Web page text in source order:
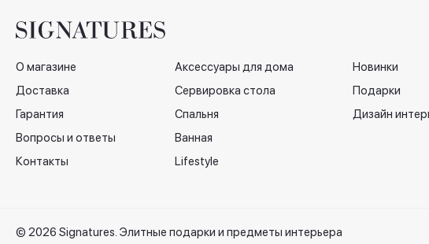
О магазине
Доставка
Гарантия
Вопросы и ответы
Контакты
Аксессуары для дома
Сервировка стола
Спальня
Ванная
Lifestyle
Новинки
Подарки
Дизайн
© 2026 Signatures. Элитные подарки и предметы интерьера